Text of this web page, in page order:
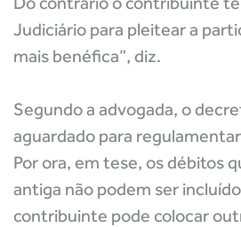
Judiciário para pleitear a
mais benéfica”, diz.
Segundo a advogada, o
aguardado para
Por ora, em tese, os débitos
antiga não podem ser
contribuinte pode colocar